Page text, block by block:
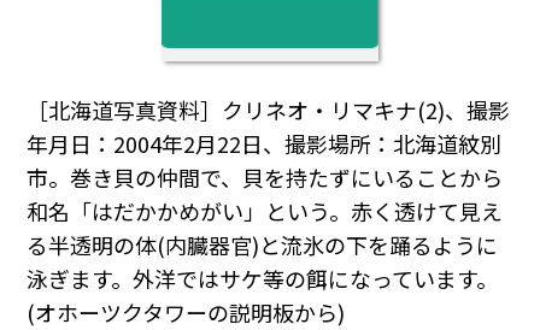
［北海道写真資料］クリネオ・リマキナ(2)、撮影
年月日：2004年2月22日、撮影場所：北海道紋別
市。巻き貝の仲間で、貝を持たずにいることから
和名「はだかかめがい」という。赤く透けて見え
る半透明の体(内臓器官)と流氷の下を踊るように
泳ぎます。外洋ではサケ等の餌になっています。
(オホーツクタワーの説明板から)